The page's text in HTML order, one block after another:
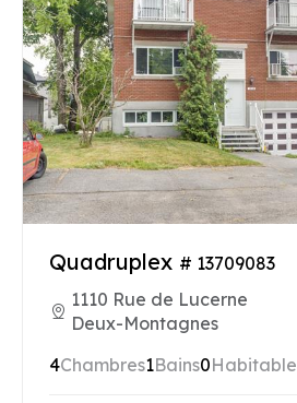
Quadruplex # 13709083
1110 Rue de Lucerne
Deux-Montagnes
4Chambres1Bains0Habitable